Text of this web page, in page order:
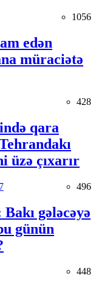
1056
edən
müraciətə
428
qara
üzə çıxarır
496
gələcəyə
günün
448